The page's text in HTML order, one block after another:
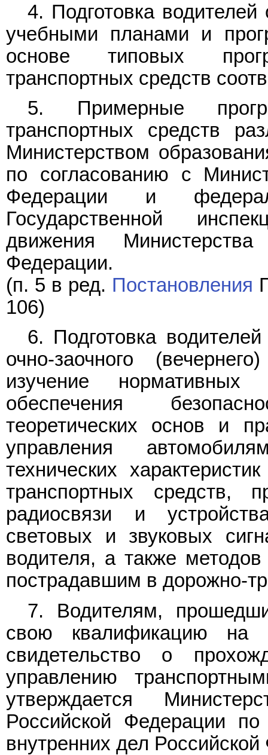
4. Подготовка водителей
учебными планами и
основе типовых
транспортных средств
5. Примерные
транспортных средств
Министерством
по согласованию с
Федерации и
Государственной
движения
Федерации.
(п. 5 в ред. Постановления
106)
6. Подготовка
очно-заочного
изучение
обеспечения
теоретических основ и
управления
технических
транспортных средств,
радиосвязи и
световых и звуковых
водителя, а также
пострадавшим в дорожно-
7. Водителям,
свою квалификацию на
свидетельство о
управлению
утверждается
Российской Федерации
внутренних дел